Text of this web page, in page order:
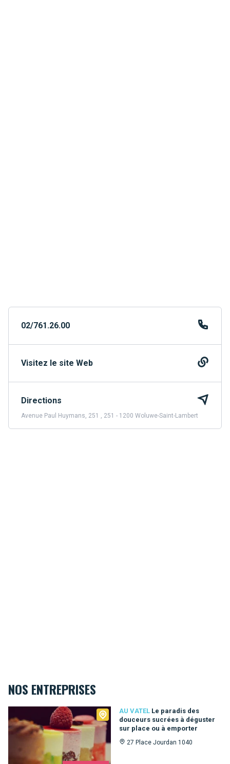
02/761.26.00
Visitez le site Web
Directions
Avenue Paul Huymans, 251 , 251 - 1200 Woluwe-Saint-Lambert
NOS ENTREPRISES
AU VATEL Le paradis des
douceurs sucrées à déguster
sur place ou à emporter
27 Place Jourdan 1040